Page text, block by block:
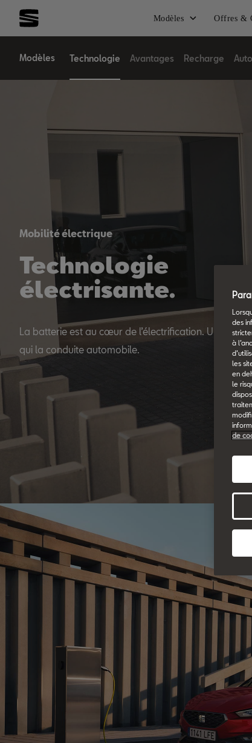
Modèles Offres &
Modèles Technologie Avantages Recharge
Mobilité électrique
Technologie
électrisante.
La batterie est au cœur de l’électrification. Un jalon
qui la conduite automobile.
des
à
les
en
le
de